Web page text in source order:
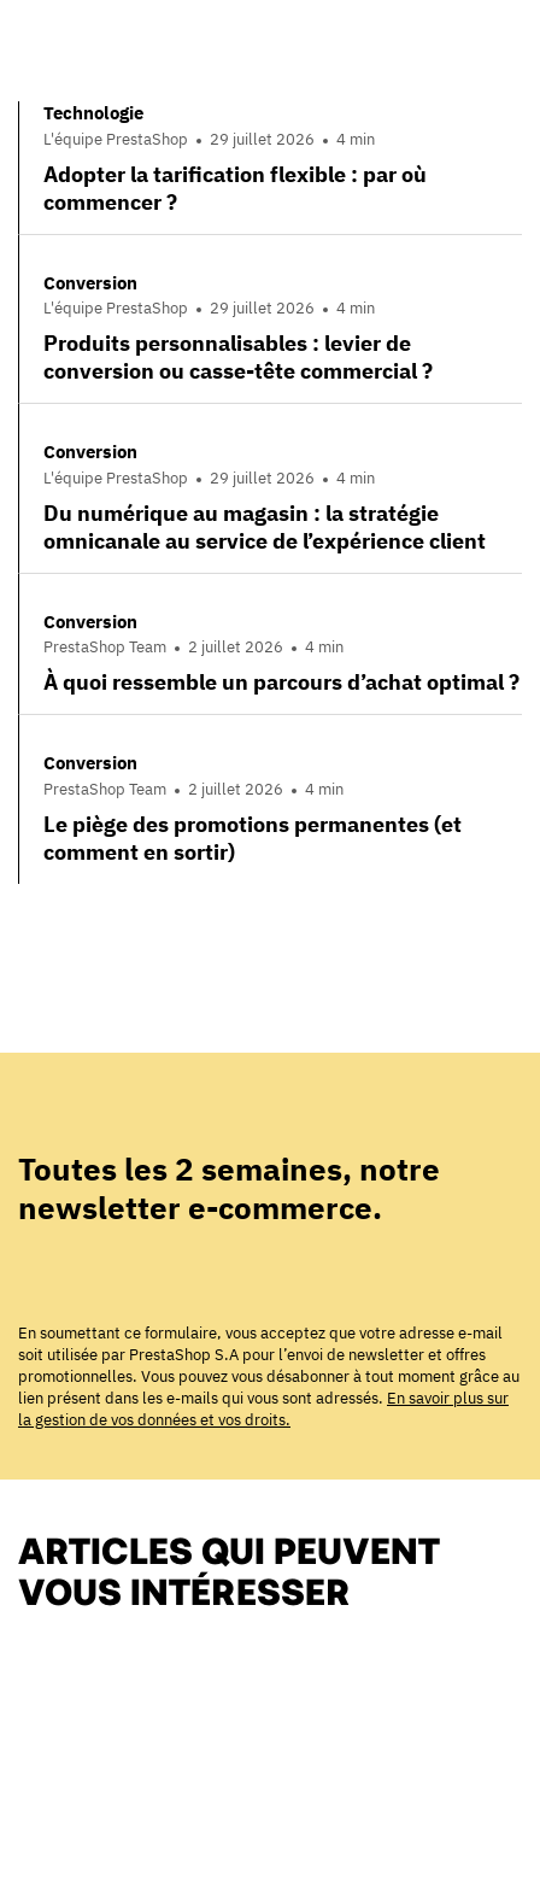
Technologie
L'équipe PrestaShop 29 juillet 2026 4 min
Adopter la tarification flexible : par où
commencer ?
Conversion
L'équipe PrestaShop 29 juillet 2026 4 min
Produits personnalisables : levier de
conversion ou casse-tête commercial ?
Conversion
L'équipe PrestaShop 29 juillet 2026 4 min
Du numérique au magasin : la stratégie
omnicanale au service de l’expérience client
Conversion
PrestaShop Team 2 juillet 2026 4 min
À quoi ressemble un parcours d’achat optimal ?
Conversion
PrestaShop Team 2 juillet 2026 4 min
Le piège des promotions permanentes (et
comment en sortir)
Toutes les 2 semaines, notre
newsletter e-commerce.
En soumettant ce formulaire, vous acceptez que votre adresse e-mail
soit utilisée par PrestaShop S.A pour l’envoi de newsletter et offres
promotionnelles. Vous pouvez vous désabonner à tout moment grâce au
lien présent dans les e-mails qui vous sont adressés. En savoir plus sur
la gestion de vos données et vos droits.
ARTICLES QUI PEUVENT
VOUS INTÉRESSER